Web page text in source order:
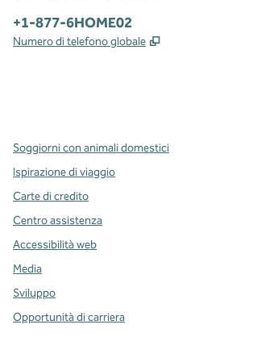
Telefono:
+1-877-6HOME02
Numero di telefono globale ,
Soggiorni con animali domestici
Ispirazione di viaggio
Carte di credito
Centro assistenza
Accessibilità web
Media
Sviluppo
Opportunità di carriera